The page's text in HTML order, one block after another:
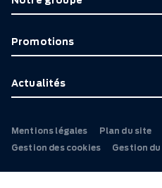
Promotions
Actualités
Mentions légales Plan du site
Gestion des cookies
Gestion